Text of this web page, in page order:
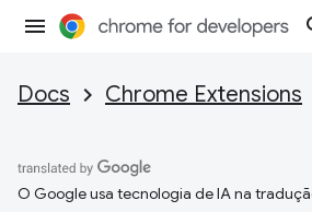
Docs Chrome Extensions
O Google usa tecnologia de IA na